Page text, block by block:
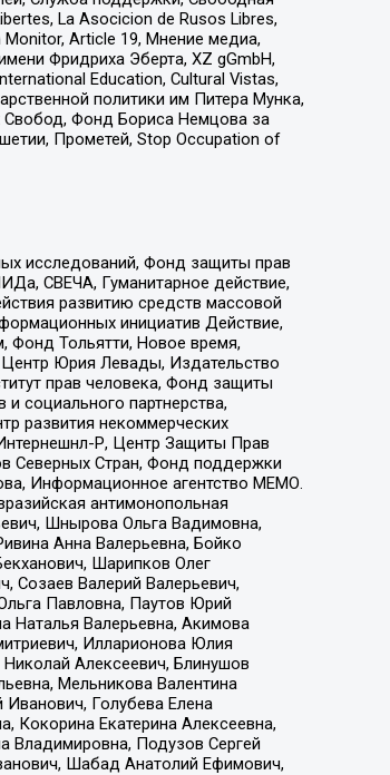
La Asocicion de Rusos Libres,
Article 19, Мнение медиа,
Фридриха Эберта, XZ gGmbH,
Education, Cultural Vistas,
политики им Питера Мунка,
Свобод, Фонд Бориса Немцова за
Прометей, Stop Occupation of
исследований, Фонд защиты прав
СВЕЧА, Гуманитарное действие,
развитию средств массовой
инициатив Действие,
Фонд Тольятти, Новое время,
Центр Юрия Левады, Издательство
прав человека, Фонд защиты
социального партнерства,
развития некоммерческих
Р, Центр Защиты Прав
Северных Стран, Фонд поддержки
Информационное агентство МЕМО.
антимонопольная
Шнырова Ольга Вадимовна,
Анна Валерьевна, Бойко
Шарипков Олег
Созаев Валерий Валерьевич,
Павловна, Паутов Юрий
Наталья Валерьевна, Акимова
Илларионова Юлия
Алексеевич, Блинушов
Мельникова Валентина
Голубева Елена
Кокорина Екатерина Алексеевна,
Владимировна, Подузов Сергей
Шабад Анатолий Ефимович,